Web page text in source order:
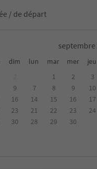
/ de départ
septembre
dim lun mar mer jeu
9
16
23
30
1 2 3
7
8 9 10
14
15 16 17
21
22 23 24
28
29 30
Val